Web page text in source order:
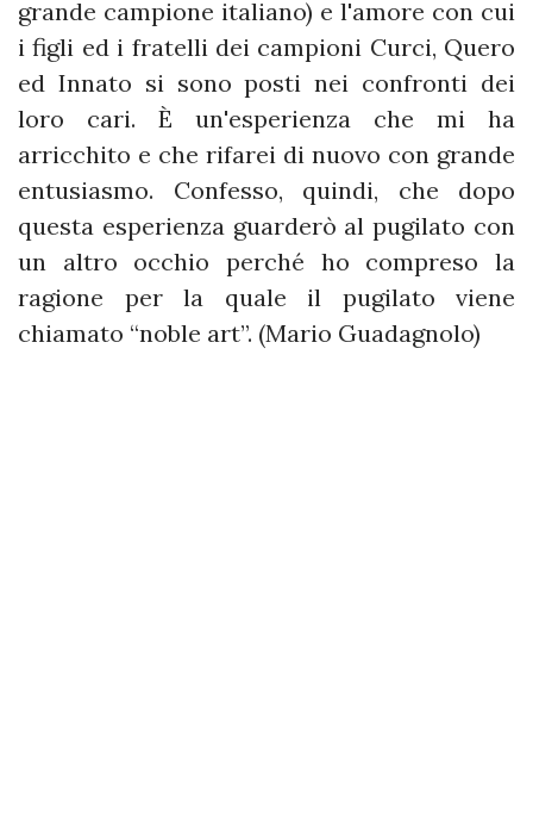
grande campione italiano) e l'amore con cui
i figli ed i fratelli dei campioni Curci, Quero
ed Innato si sono posti nei confronti dei
loro cari. È un'esperienza che mi ha
arricchito e che rifarei di nuovo con grande
entusiasmo. Confesso, quindi, che dopo
questa esperienza guarderò al pugilato con
un altro occhio perché ho compreso la
ragione per la quale il pugilato viene
chiamato “noble art”. (Mario Guadagnolo)